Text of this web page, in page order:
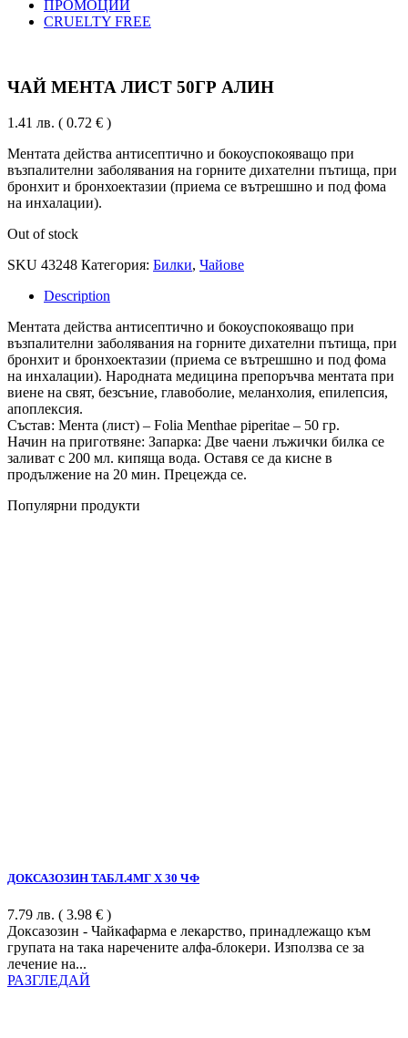
ПРОМОЦИИ
CRUELTY FREE
ЧАЙ МЕНТА ЛИСТ 50ГР АЛИН
1.41 лв. ( 0.72 € )
Ментата действа антисептично и бокоуспокояващо при
възпалителни заболявания на горните дихателни пътища, при
бронхит и бронхоектазии (приема се вътрешшно и под фома
на инхалации).
Out of stock
SKU 43248 Категория: Билки, Чайове
Description
Ментата действа антисептично и бокоуспокояващо при
възпалителни заболявания на горните дихателни пътища, при
бронхит и бронхоектазии (приема се вътрешшно и под фома
на инхалации). Народната медицина препоръчва ментата при
виене на свят, безсъние, главоболие, меланхолия, епилепсия,
апоплексия.
Състав: Мента (лист) – Folia Menthae piperitae – 50 гр.
Начин на приготвяне: Запарка: Две чаени лъжички билка се
заливат с 200 мл. кипяща вода. Оставя се да кисне в
продължение на 20 мин. Прецежда се.
Популярни продукти
ДОКСАЗОЗИН ТАБЛ.4МГ Х 30 ЧФ
7.79 лв. ( 3.98 € )
Доксазозин - Чайкафарма е лекарство, принадлежащо към
групата на така наречените алфа-блокери. Използва се за
лечение на...
РАЗГЛЕДАЙ